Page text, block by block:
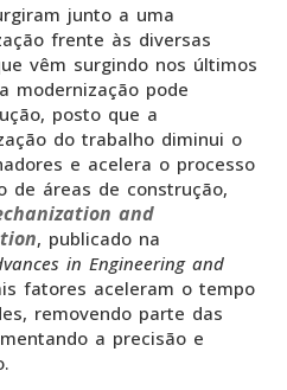
junto a uma
frente às diversas
vêm surgindo nos últimos
modernização pode
posto que a
do trabalho diminui o
e acelera o processo
de áreas de construção,
and
, publicado na
in Engineering and
fatores aceleram o tempo
removendo parte das
a precisão e